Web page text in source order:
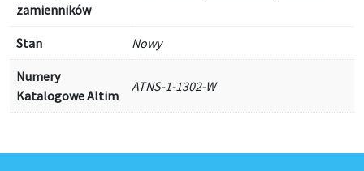
zamienników
Stan Nowy
Numery
Katalogowe Altim
ATNS-1-1302-W